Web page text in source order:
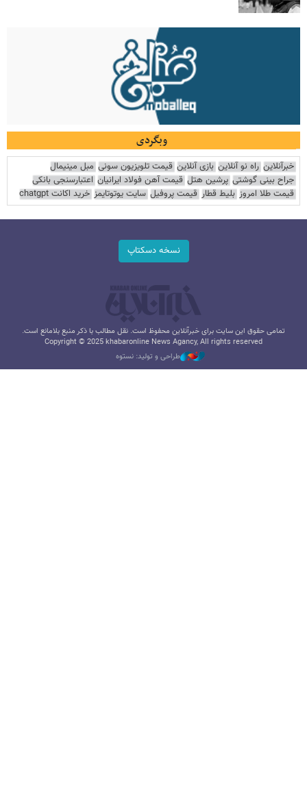
وبگردی
خبرآنلاین راه نو آنلاین بازی آنلاین قیمت تلویزیون سونی مبل مینیمال
جراح بینی گوشتی پرشین هتل قیمت آهن فولاد ایرانیان اعتبارسنجی بانکی
قیمت طلا امروز بلیط قطار قیمت پروفیل سایت یوتوتایمز خرید اکانت chatgpt
نسخه دسکتاپ
تمامی حقوق این سایت برای خبرآنلاین محفوظ است. نقل مطالب با ذکر منبع بلامانع است.
Copyright © 2025 khabaronline News Agancy, All rights reserved
طراحی و تولید: نستوه